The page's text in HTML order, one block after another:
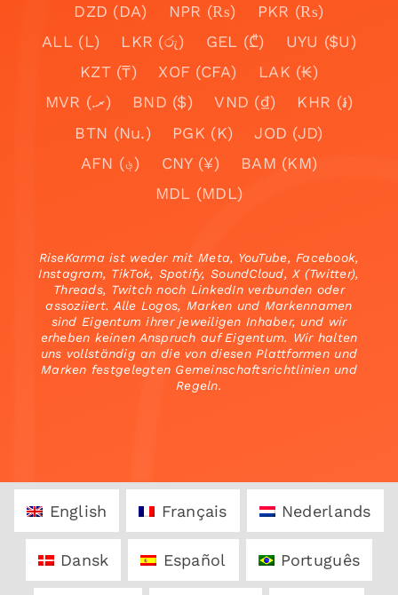
DZD (DA)
NPR (₨)
PKR (₨)
ALL (L)
LKR (රු) GEL (₾)
UYU ($U)
KZT (₸)
XOF (CFA)
LAK (₭)
MVR (.ރ)
BND ($) VND (₫)
KHR (៛)
BTN (Nu.)
PGK (K)
JOD (JD)
AFN (؋)
CNY (¥)
BAM (KM)
MDL (MDL)
RiseKarma ist weder mit Meta, YouTube, Facebook,
Instagram, TikTok, Spotify, SoundCloud, X (Twitter),
Threads, Twitch noch LinkedIn verbunden oder
assoziiert. Alle Logos, Marken und Markennamen
sind Eigentum ihrer jeweiligen Inhaber, und wir
erheben keinen Anspruch auf Eigentum. Wir halten
uns vollständig an die von diesen Plattformen und
Marken festgelegten Gemeinschaftsrichtlinien und
Regeln.
English Français Nederlands
Dansk Español Português